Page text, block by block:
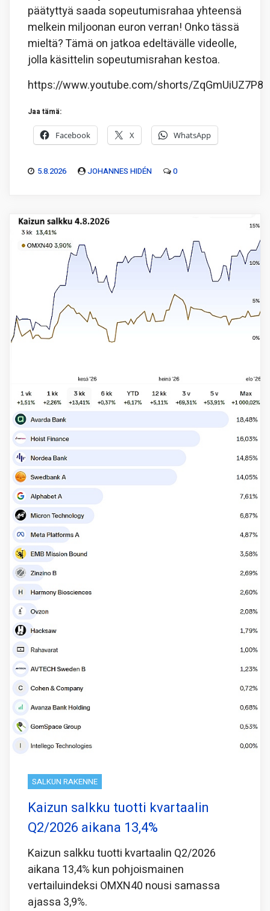
päätyttyä saada sopeutumisrahaa yhteensä
melkein miljoonan euron verran! Onko tässä
mieltä? Tämä on jatkoa edeltävälle videolle,
jolla käsittelin sopeutumisrahan kestoa.
https://www.youtube.com/shorts/ZqGmUiUZ7P8
Jaa tämä:
Facebook X WhatsApp
5.8.2026 JOHANNES HIDÉN 0
SALKUN RAKENNE
Kaizun salkku tuotti kvartaalin
Q2/2026 aikana 13,4%
Kaizun salkku tuotti kvartaalin Q2/2026
aikana 13,4% kun pohjoismainen
vertailuindeksi OMXN40 nousi samassa
ajassa 3,9%.